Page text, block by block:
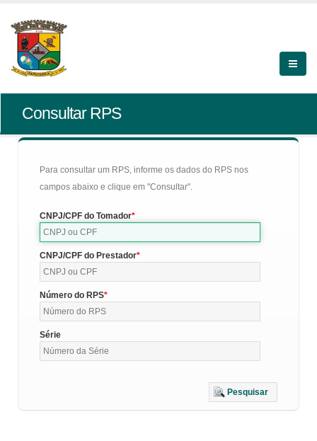
Consultar RPS
Para consultar um RPS, informe os dados do RPS nos
campos abaixo e clique em "Consultar".
CNPJ/CPF do Tomador
CNPJ/CPF do Prestador
Número do RPS
Série
Pesquisar